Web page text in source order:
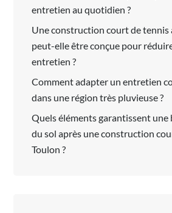
entretien au quotidien ?
Une construction court de
peut-elle être conçue pour
entretien ?
Comment adapter un entretien
dans une région très pluvieuse ?
Quels éléments garantissent
du sol après une construction
Toulon ?